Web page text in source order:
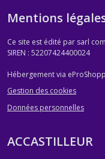
Mentions
Ce site est édité par sarl
SIREN : 52207424400024
Hébergement via
Gestion des cookies
Données personnelles
ACCASTILLEUR